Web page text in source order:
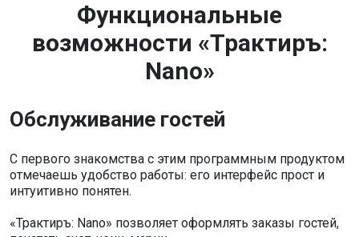
Функциональные
возможности «Трактиръ:
Nano»
Обслуживание гостей
С первого знакомства с этим программным продуктом
отмечаешь удобство работы: его интерфейс прост и
интуитивно понятен.
«Трактиръ: Nano» позволяет оформлять заказы гостей,